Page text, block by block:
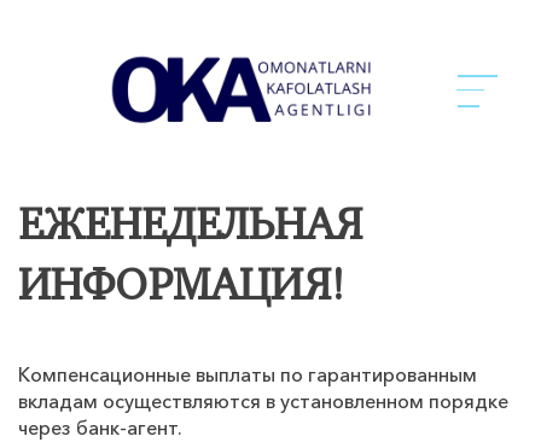
ЕЖЕНЕДЕЛЬНАЯ
ИНФОРМАЦИЯ!
Компенсационные выплаты по гарантированным
вкладам осуществляются в установленном порядке
через банк-агент.